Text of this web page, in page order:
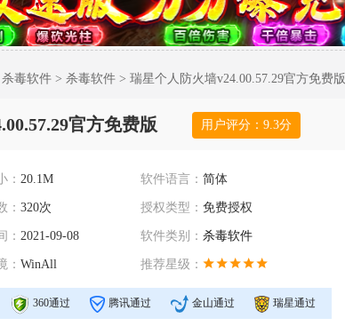
杀毒软件 > 杀毒软件 > 瑞星个人防火墙v24.00.57.29官方免费版
官方免费版 用户评分： 9.3分
： 20.1M 软件语言： 简体
： 320次 授权类型： 免费授权
： 2021-09-08 软件类别： 杀毒软件
： WinAll 推荐星级：
360通过 腾讯通过 金山通过 瑞星通过